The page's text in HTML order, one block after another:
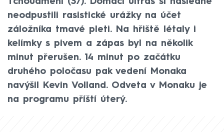
neodpustili rasistické urážky na účet
záložníka tmavé pleti. Na hřiště létaly i
kelímky s pivem a zápas byl na několik
minut přerušen. 14 minut po začátku
druhého poločasu pak vedení Monaka
navýšil Kevin Volland. Odveta v Monaku je
na programu příští úterý.